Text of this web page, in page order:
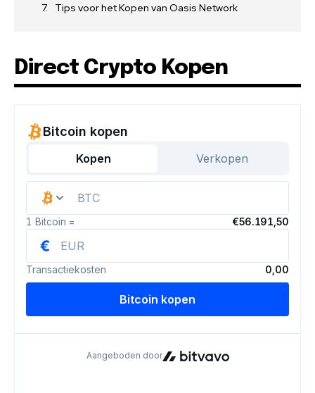
Tips voor het Kopen van Oasis Network
Direct Crypto Kopen